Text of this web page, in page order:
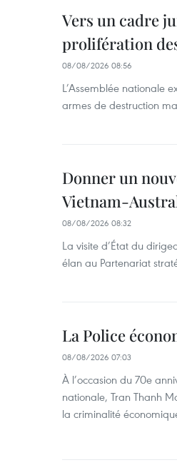
Vers un cadre
prolifération
08/08/2026 08:56
L’Assemblée nationale
armes de destruction
Donner un
Vietnam-
08/08/2026 08:32
La visite d’État du
élan au Partenariat
La Police
08/08/2026 07:03
À l’occasion du 70e
nationale, Tran Thanh
la criminalité